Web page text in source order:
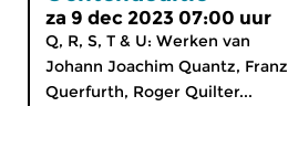
za 9 dec 2023 07:00 uur
Q, R, S, T & U: Werken van
Johann Joachim Quantz, Franz
Querfurth, Roger Quilter...